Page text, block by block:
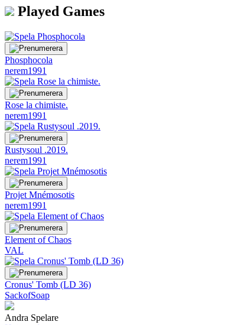
Played Games
Phosphocola
nerem1991
Rose la chimiste.
nerem1991
Rustysoul .2019.
nerem1991
Projet Mnémosotis
nerem1991
Element of Chaos
VAL
Cronus' Tomb (LD 36)
SackofSoap
Andra Spelare